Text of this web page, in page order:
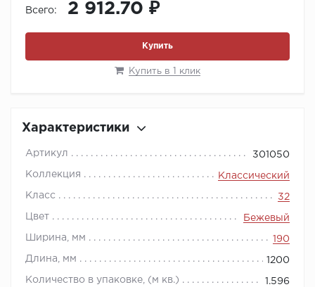
Всего: 2 912.70 ₽
Купить
Купить в 1 клик
Характеристики
Артикул 301050
Коллекция Классический
Класс 32
Цвет Бежевый
Ширина, мм 190
Длина, мм 1200
Количество в упаковке, (м кв.) 1.596